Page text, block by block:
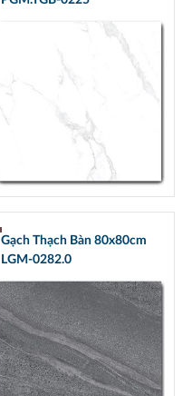
Gạch Thạch Bàn 80x80cm
LGM-0282.0